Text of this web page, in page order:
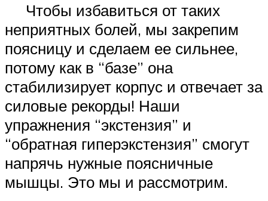
Чтобы избавиться от таких
неприятных болей, мы закрепим
поясницу и сделаем ее сильнее,
потому как в “базе” она
стабилизирует корпус и отвечает за
силовые рекорды! Наши
упражнения “экстензия” и
“обратная гиперэкстензия” смогут
напрячь нужные поясничные
мышцы. Это мы и рассмотрим.